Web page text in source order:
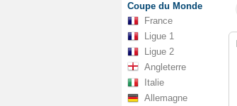
Coupe du Monde
France
Ligue 1
Ligue 2
Angleterre
Italie
Allemagne